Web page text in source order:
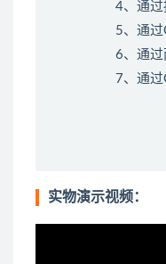
4、通过
5、通
6、通过
7、通
实物演示视频：